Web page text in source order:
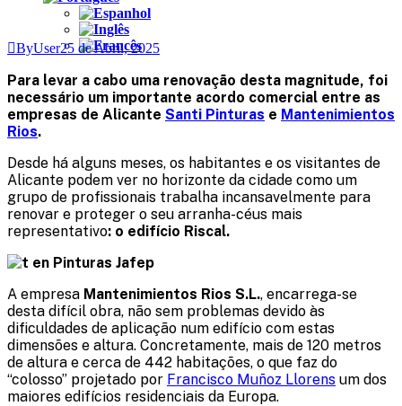
ByUser25 de Abril, 2025
Para levar a cabo uma renovação desta magnitude, foi
necessário um importante acordo comercial entre as
empresas de Alicante Santi Pinturas e Mantenimientos
Rios.
Desde há alguns meses, os habitantes e os visitantes de
Alicante podem ver no horizonte da cidade como um
grupo de profissionais trabalha incansavelmente para
renovar e proteger o seu arranha-céus mais
representativo: o edifício Riscal.
A empresa Mantenimientos Rios S.L., encarrega-se
desta difícil obra, não sem problemas devido às
dificuldades de aplicação num edifício com estas
dimensões e altura. Concretamente, mais de 120 metros
de altura e cerca de 442 habitações, o que faz do
“colosso” projetado por Francisco Muñoz Llorens um dos
maiores edifícios residenciais da Europa.